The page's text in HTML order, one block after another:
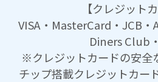
【クレジット
VISA・MasterCard・JCB・
Diners Club
※クレジットカードの安全
チップ搭載クレジットカー